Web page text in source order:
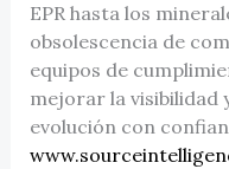
EPR hasta los
obsolescencia de
equipos de
mejorar la visibilidad
evolución con